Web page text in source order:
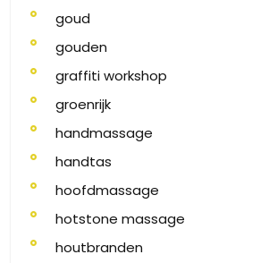
goud
gouden
graffiti workshop
groenrijk
handmassage
handtas
hoofdmassage
hotstone massage
houtbranden